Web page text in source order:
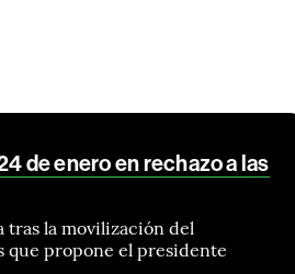
de enero en rechazo a las
tras la movilización del
que propone el presidente